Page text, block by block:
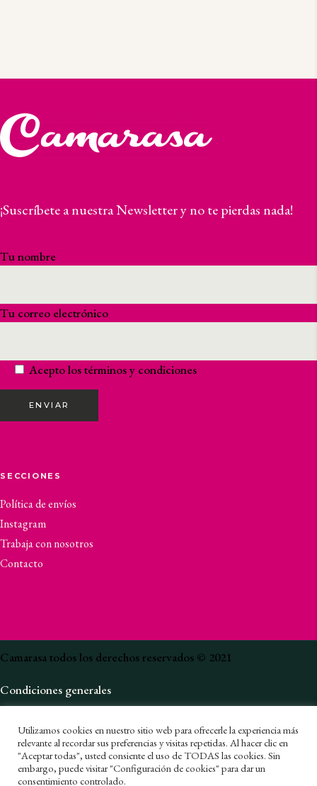
¡Suscríbete a nuestra Newsletter y no te pierdas nada!
Tu nombre
Tu correo electrónico
Acepto lostérminos y condiciones
ENVIAR
SECCIONES
Política de envíos
Instagram
Trabaja con nosotros
Contacto
Camarasa todos los derechos reservados © 2021
Condiciones generales
Canal de denuncias
Política de cookies
Utilizamos cookies en nuestro sitio web para ofrecerle la experiencia más
relevante al recordar sus preferencias y visitas repetidas. Al hacer clic en
"Aceptar todas", usted consiente el uso de TODAS las cookies. Sin
embargo, puede visitar "Configuración de cookies" para dar un
consentimiento controlado.
1